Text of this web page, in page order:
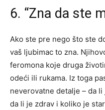
6. “Zna da ste
Ako ste pre nego što ste
vaš ljubimac to zna.
feromona koje druga
odeći ili rukama. Iz toga
neverovatne detalje – da
da li je zdrav i koliko je